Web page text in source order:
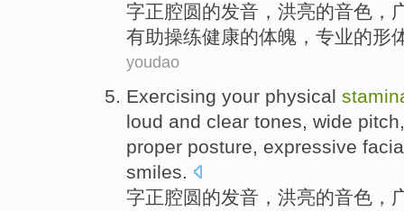
字正腔圆的发音 ， 洪亮的音色 ，
有助操练健康的体魄 ，专业的形
youdao
Exercising your physical
loud and clear tones, wide
proper posture, expressive
smiles.
字正腔圆的发音 ， 洪亮的音色 ，